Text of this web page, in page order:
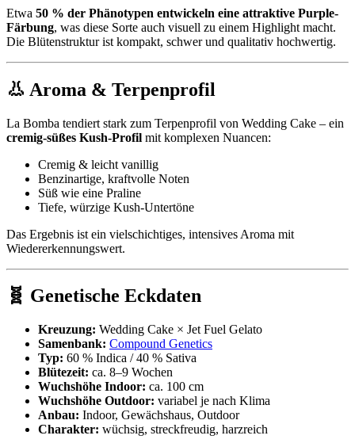
Etwa 50 % der Phänotypen entwickeln eine attraktive Purple-
Färbung, was diese Sorte auch visuell zu einem Highlight macht.
Die Blütenstruktur ist kompakt, schwer und qualitativ hochwertig.
👃 Aroma & Terpenprofil
La Bomba tendiert stark zum Terpenprofil von Wedding Cake – ein
cremig-süßes Kush-Profil mit komplexen Nuancen:
Cremig & leicht vanillig
Benzinartige, kraftvolle Noten
Süß wie eine Praline
Tiefe, würzige Kush-Untertöne
Das Ergebnis ist ein vielschichtiges, intensives Aroma mit
Wiedererkennungswert.
🧬 Genetische Eckdaten
Kreuzung: Wedding Cake × Jet Fuel Gelato
Samenbank: Compound Genetics
Typ: 60 % Indica / 40 % Sativa
Blütezeit: ca. 8–9 Wochen
Wuchshöhe Indoor: ca. 100 cm
Wuchshöhe Outdoor: variabel je nach Klima
Anbau: Indoor, Gewächshaus, Outdoor
Charakter: wüchsig, streckfreudig, harzreich